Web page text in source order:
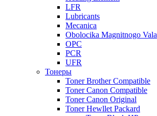
LFR
Lubricants
Mecanica
Obolocika Magnitnogo Vala
OPC
PCR
UFR
Тонеры
Toner Brother Compatible
Toner Canon Compatible
Toner Canon Original
Toner Hewllet Packard